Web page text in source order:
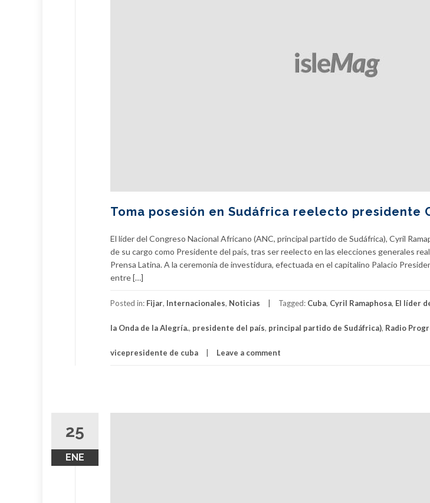
Toma posesión en Sudáfrica reelecto presidente
El líder del Congreso Nacional Africano (ANC, principal partido de Sudáfrica), Cyril
de su cargo como Presidente del país, tras ser reelecto en las elecciones generales
Prensa Latina. A la ceremonia de investidura, efectuada en el capitalino Palacio
entre […]
Posted in: Fijar, Internacionales, Noticias Tagged: Cuba, Cyril Ramaphosa, El líder
la Onda de la Alegría., presidente del país, principal partido de Sudáfrica), Radio
vicepresidente de cuba Leave a comment
25
ENE